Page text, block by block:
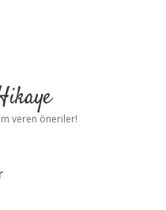
veren öneriler!